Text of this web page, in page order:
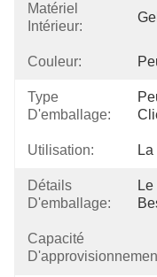
Matériel
Intérieur:
Couleur:
Type
D'emballage:
Utilisation:
Détails
D'emballage:
Capacité